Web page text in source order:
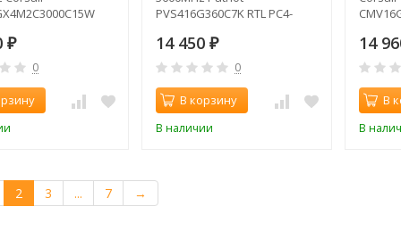
₽
0
PVS416G360C7K RTL PC4-
1.35В dual rank
14 450₽
0
В корзину
В наличии
1.2В
14
В
В
2 3 ... 7 →